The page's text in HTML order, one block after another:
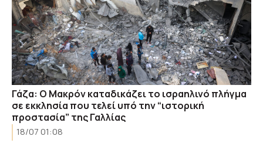
Γάζα: Ο Μακρόν καταδικάζει το ισραηλινό πλήγμα
σε εκκλησία που τελεί υπό την “ιστορική
προστασία” της Γαλλίας
18/07 01:08